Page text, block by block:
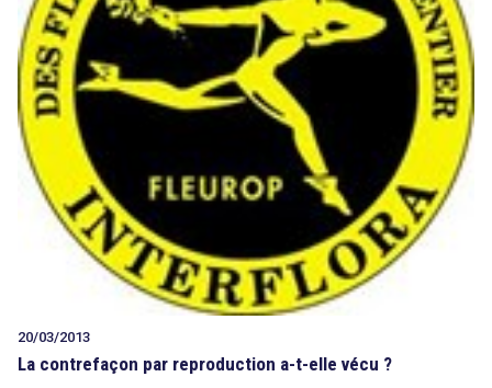
20/03/2013
La contrefaçon par reproduction a-t-elle vécu ?